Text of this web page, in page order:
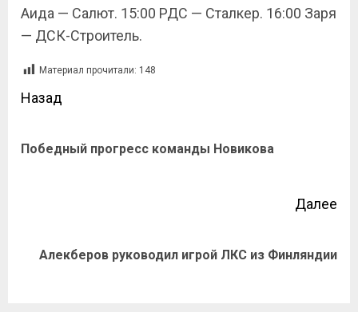
Аида — Салют. 15:00 РДС — Сталкер. 16:00 Заря
— ДСК-Строитель.
Материал прочитали: 148
Назад
Победный прогресс команды Новикова
Далее
Алекберов руководил игрой ЛКС из Финляндии